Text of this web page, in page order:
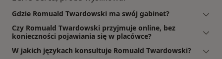
Gdzie Romuald Twardowski ma swój gabinet?
Czy Romuald Twardowski przyjmuje online, bez
konieczności pojawiania się w placówce?
W jakich językach konsultuje Romuald Twardowski?